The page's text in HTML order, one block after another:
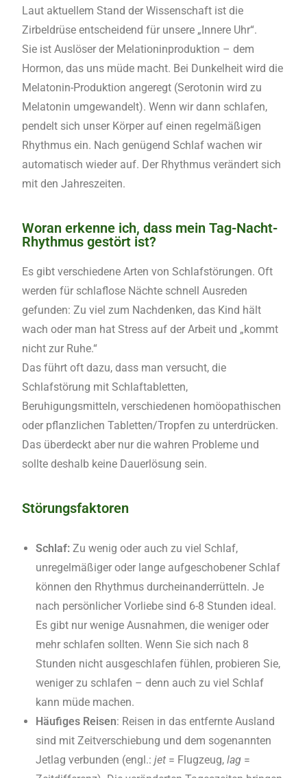
Laut aktuellem Stand der Wissenschaft ist die
Zirbeldrüse entscheidend für unsere „Innere Uhr“.
Sie ist Auslöser der Melationinproduktion – dem
Hormon, das uns müde macht. Bei Dunkelheit wird die
Melatonin-Produktion angeregt (Serotonin wird zu
Melatonin umgewandelt). Wenn wir dann schlafen,
pendelt sich unser Körper auf einen regelmäßigen
Rhythmus ein. Nach genügend Schlaf wachen wir
automatisch wieder auf. Der Rhythmus verändert sich
mit den Jahreszeiten.
Woran erkenne ich, dass mein Tag-Nacht-
Rhythmus gestört ist?
Es gibt verschiedene Arten von Schlafstörungen. Oft
werden für schlaflose Nächte schnell Ausreden
gefunden: Zu viel zum Nachdenken, das Kind hält
wach oder man hat Stress auf der Arbeit und „kommt
nicht zur Ruhe.“
Das führt oft dazu, dass man versucht, die
Schlafstörung mit Schlaftabletten,
Beruhigungsmitteln, verschiedenen homöopathischen
oder pflanzlichen Tabletten/Tropfen zu unterdrücken.
Das überdeckt aber nur die wahren Probleme und
sollte deshalb keine Dauerlösung sein.
Störungsfaktoren
Schlaf: Zu wenig oder auch zu viel Schlaf,
unregelmäßiger oder lange aufgeschobener Schlaf
können den Rhythmus durcheinanderrütteln. Je
nach persönlicher Vorliebe sind 6-8 Stunden ideal.
Es gibt nur wenige Ausnahmen, die weniger oder
mehr schlafen sollten. Wenn Sie sich nach 8
Stunden nicht ausgeschlafen fühlen, probieren Sie,
weniger zu schlafen – denn auch zu viel Schlaf
kann müde machen.
Häufiges Reisen: Reisen in das entfernte Ausland
sind mit Zeitverschiebung und dem sogenannten
Jetlag verbunden (engl.:jet = Flugzeug,lag =